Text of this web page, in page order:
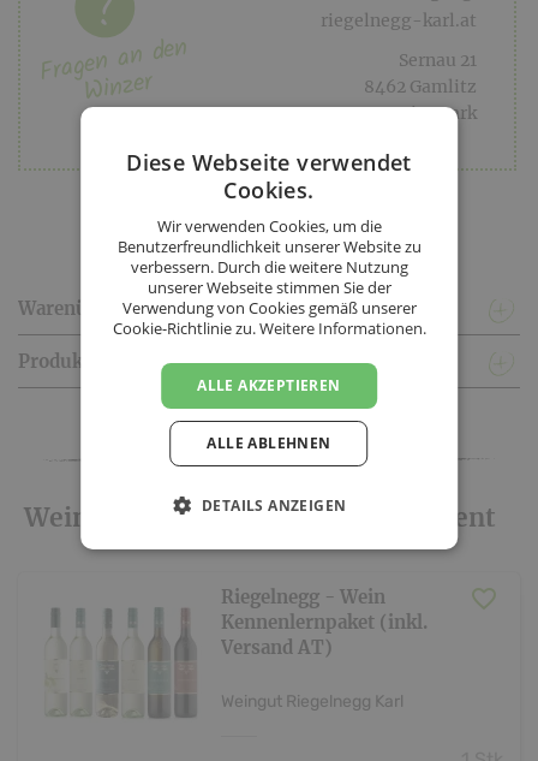
riegelnegg-karl.at
Sernau 21
8462 Gamlitz
Steiermark
Fragen an den
Winzer
Warenübergabe & Lieferkonditionen
Produktinformationen
Facebook
TwitterMessenger
WhatsAppLinkedIn
Weingut Riegelnegg Karl - Sortiment
Riegelnegg - Wein
Kennenlernpaket (inkl.
Versand AT)
Weingut Riegelnegg Karl
Diese Webseite verwendet
Cookies.
Wir verwenden Cookies, um die
Benutzerfreundlichkeit unserer Website zu
verbessern. Durch die weitere Nutzung
unserer Webseite stimmen Sie der
Verwendung von Cookies gemäß unserer
Cookie-Richtlinie zu.Weitere Informationen.
ALLE AKZEPTIEREN
ALLE ABLEHNEN
DETAILS ANZEIGEN